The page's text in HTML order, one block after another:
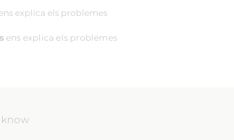
explica els problemes
ens explica els problemes